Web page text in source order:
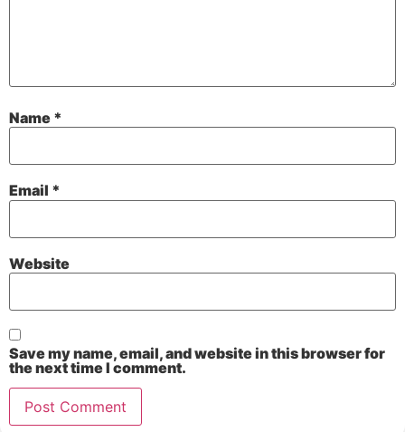
Name *
Email *
Website
Save my name, email, and website in this browser for
the next time I comment.